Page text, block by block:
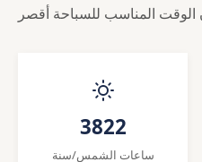
3822
ساعات الشمس/سنة